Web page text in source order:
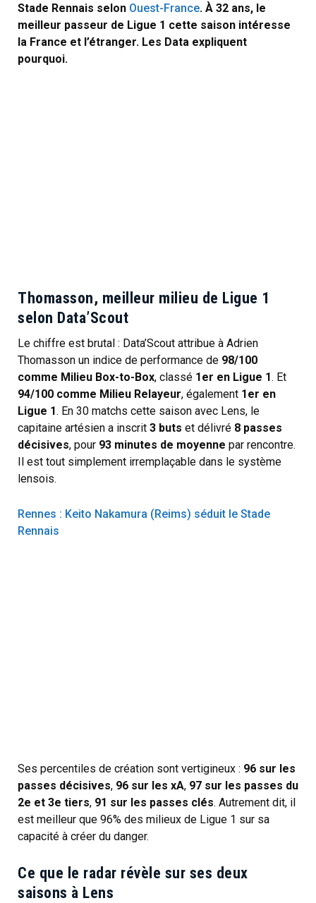
Stade Rennais selon Ouest-France. À 32 ans, le
meilleur passeur de Ligue 1 cette saison intéresse
la France et l’étranger. Les Data expliquent
pourquoi.
Thomasson, meilleur milieu de Ligue 1
selon Data’Scout
Le chiffre est brutal : Data’Scout attribue à Adrien
Thomasson un indice de performance de 98/100
comme Milieu Box-to-Box, classé 1er en Ligue 1. Et
94/100 comme Milieu Relayeur, également 1er en
Ligue 1. En 30 matchs cette saison avec Lens, le
capitaine artésien a inscrit 3 buts et délivré 8 passes
décisives, pour 93 minutes de moyenne par rencontre.
Il est tout simplement irremplaçable dans le système
lensois.
Rennes : Keito Nakamura (Reims) séduit le Stade
Rennais
Ses percentiles de création sont vertigineux : 96 sur les
passes décisives, 96 sur les xA, 97 sur les passes du
2e et 3e tiers, 91 sur les passes clés. Autrement dit, il
est meilleur que 96% des milieux de Ligue 1 sur sa
capacité à créer du danger.
Ce que le radar révèle sur ses deux
saisons à Lens